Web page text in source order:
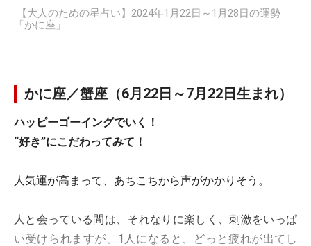
【大人のための星占い】2024年1月22日～1月28日の運勢
「かに座」
かに座／蟹座（6月22日～7月22日生まれ）
ハッピーゴーイングでいく！
“好き”にこだわってみて！
人気運が高まって、あちこちから声がかかりそう。
人と会っている間は、それなりに楽しく、刺激をいっぱ
い受けられますが、1人になると、どっと疲れが出てし